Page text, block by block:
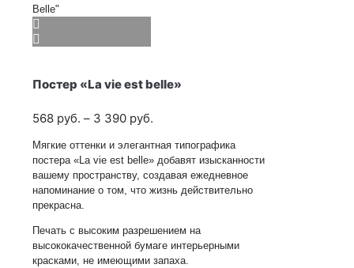
Постер «La vie est belle»
568 руб. – 3 390 руб.
568
руб.
–
3 390
Мягкие оттенки и элегантная типографика
постера «La vie est belle» добавят изысканности
вашему пространству, создавая ежедневное
напоминание о том, что жизнь действительно
прекрасна.
Печать с высоким разрешением на
высококачественной бумаге интерьерными
красками, не имеющими запаха.